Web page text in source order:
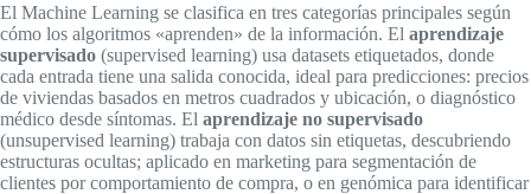
El Machine Learning se clasifica en tres categorías principales según
cómo los algoritmos «aprenden» de la información. El aprendizaje
supervisado (supervised learning) usa datasets etiquetados, donde
cada entrada tiene una salida conocida, ideal para predicciones: precios
de viviendas basados en metros cuadrados y ubicación, o diagnóstico
médico desde síntomas. El aprendizaje no supervisado
(unsupervised learning) trabaja con datos sin etiquetas, descubriendo
estructuras ocultas; aplicado en marketing para segmentación de
clientes por comportamiento de compra, o en genómica para identificar